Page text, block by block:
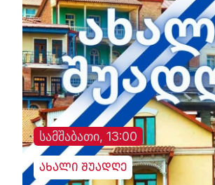
სამშაბათი, 13:00
ახალი შუადღე